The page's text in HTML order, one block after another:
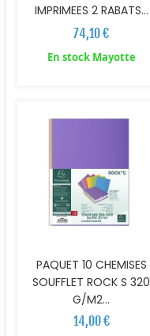
IMPRIMEES 2 RABATS...
74,10 €
En stock Mayotte
PAQUET 10 CHEMISES
SOUFFLET ROCK S 320
G/M2...
14,00 €